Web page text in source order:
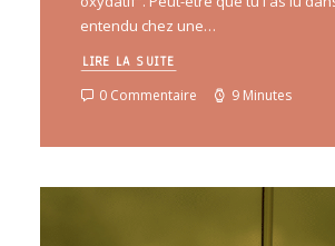
entendu chez une…
LIRE LA SUITE
0 Commentaire 9 Minutes